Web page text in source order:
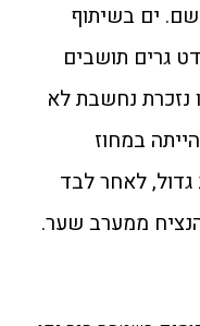
ים בשיתוף
גרים תושבים
נזכרת נחשבת לא
במחוז
לאחר לבד
ממערב שער.